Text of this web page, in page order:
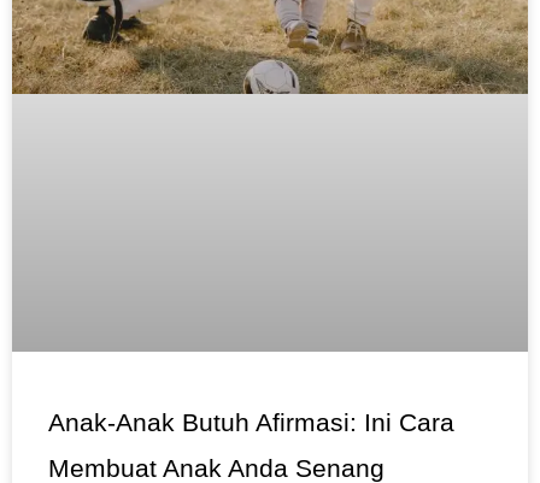
Anak-Anak Butuh Afirmasi: Ini Cara
Membuat Anak Anda Senang